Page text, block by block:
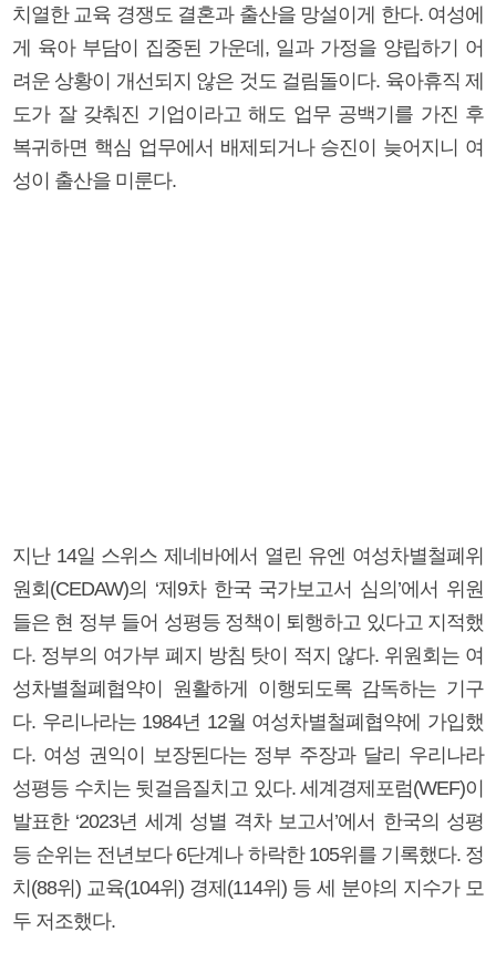
치열한 교육 경쟁도 결혼과 출산을 망설이게 한다. 여성에
게 육아 부담이 집중된 가운데, 일과 가정을 양립하기 어
려운 상황이 개선되지 않은 것도 걸림돌이다. 육아휴직 제
도가 잘 갖춰진 기업이라고 해도 업무 공백기를 가진 후
복귀하면 핵심 업무에서 배제되거나 승진이 늦어지니 여
성이 출산을 미룬다.
지난 14일 스위스 제네바에서 열린 유엔 여성차별철폐위
원회(CEDAW)의 ‘제9차 한국 국가보고서 심의’에서 위원
들은 현 정부 들어 성평등 정책이 퇴행하고 있다고 지적했
다. 정부의 여가부 폐지 방침 탓이 적지 않다. 위원회는 여
성차별철폐협약이 원활하게 이행되도록 감독하는 기구
다. 우리나라는 1984년 12월 여성차별철폐협약에 가입했
다. 여성 권익이 보장된다는 정부 주장과 달리 우리나라
성평등 수치는 뒷걸음질치고 있다. 세계경제포럼(WEF)이
발표한 ‘2023년 세계 성별 격차 보고서’에서 한국의 성평
등 순위는 전년보다 6단계나 하락한 105위를 기록했다. 정
치(88위) 교육(104위) 경제(114위) 등 세 분야의 지수가 모
두 저조했다.